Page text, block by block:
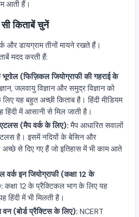
आती हैं।
किताबें चुनें
और डायग्राम तीनों मायने रखते हैं।
मदद करती हैं:
भूगोल (फिज़िकल जियोग्राफी की गहराई के
जलवायु विज्ञान और समुद्र विज्ञान को
यह बहुत अच्छी किताब है। हिंदी मीडियम
हिंदी में आसानी से मिल जाती है।
(मैप वर्क के लिए):मैप आधारित सवालों
है। इसमें नदियों के बेसिन और
अच्छे से दिए गए हैं जो इतिहास में भी काम आते
इन जियोग्राफी (कक्षा 12 के
कक्षा 12 के प्रैक्टिकल भाग के लिए यह
हिंदी में भी मिलती है।
(बोर्ड प्रैक्टिस के लिए): NCERT